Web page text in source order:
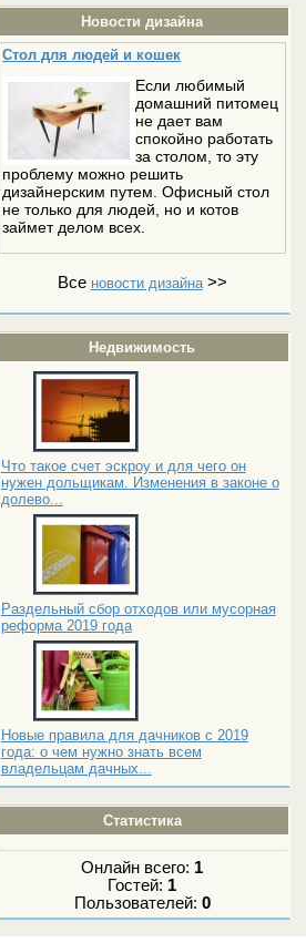
Новости дизайна
Стол для людей и кошек
Если любимый
домашний питомец
не дает вам
спокойно работать
за столом, то эту
проблему можно решить
дизайнерским путем. Офисный стол
не только для людей, но и котов
займет делом всех.
Все новости дизайна>>
Недвижимость
Что такое счет эскроу и для чего он
нужен дольщикам. Изменения в законе о
долево...
Раздельный сбор отходов или мусорная
реформа 2019 года
Новые правила для дачников с 2019
года: о чем нужно знать всем
владельцам дачных...
Статистика
Онлайн всего: 1
Гостей: 1
Пользователей: 0